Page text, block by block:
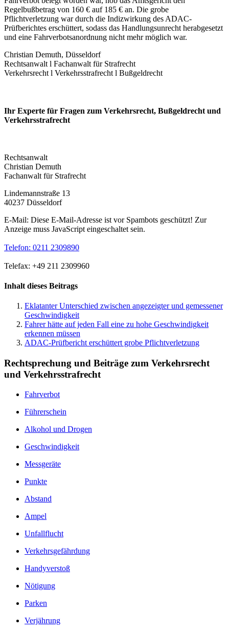
Regelbußbetrag von 160 € auf 185 € an. Die grobe
Pflichtverletzung war durch die Indizwirkung des ADAC-
Prüfberichtes erschüttert, sodass das Handlungsunrecht herabgesetzt
und eine Fahrverbotsanordnung nicht mehr möglich war.
Christian Demuth, Düsseldorf
Rechtsanwalt l Fachanwalt für Strafrecht
Verkehrsrecht l Verkehrsstrafrecht l Bußgeldrecht
Ihr Experte für Fragen zum Verkehrsrecht, Bußgeldrecht und
Verkehrs­strafrecht
Rechtsanwalt
Christian Demuth
Fachanwalt für Strafrecht
Lindemannstraße 13
40237 Düsseldorf
E-Mail: Diese E-Mail-Adresse ist vor Spambots geschützt! Zur
Anzeige muss JavaScript eingeschaltet sein.
Telefon: 0211 2309890
Telefax: +49 211 2309960
Inhalt dieses Beitrags
Eklatanter Unterschied zwischen angezeigter und gemessener
Geschwindigkeit
Fahrer hätte auf jeden Fall eine zu hohe Geschwindigkeit
erkennen müssen
ADAC-Prüfbericht erschüttert grobe Pflichtverletzung
Rechtsprechung und Beiträge zum Verkehrsrecht
und Verkehrsstrafrecht
Fahrverbot
Führerschein
Alkohol und Drogen
Geschwindigkeit
Messgeräte
Punkte
Abstand
Ampel
Unfallflucht
Verkehrsgefährdung
Handyverstoß
Nötigung
Parken
Verjährung